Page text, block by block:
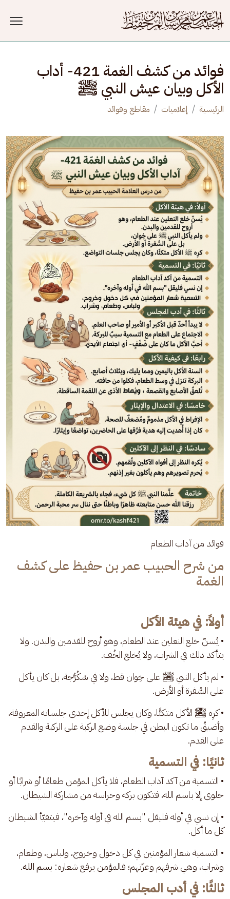
فوائد من كشف الغمة 421- أداب
الأكل وبيان عيش النبي ﷺ
الرئيسية إعلاميات مقاطع وفوائد
فوائد من آداب الطعام
من شرح الحبيب عمر بن حفيظ على كشف
الغمة
أولاً: في هيئة الأكل
• يُسنّ خلع النعلين عند الطعام، وهو أروح للقدمين والبدن. ولا
يتأكد ذلك في الشراب، ولا يُخلع الخُف.
• لم يأكل النبي ﷺ على خِوان قط، ولا في سُكُرُّجة، بل كان يأكل
على السُّفرة أو الأرض.
• كرِه ﷺ الأكل متكئًا، وكان يجلس للأكل إحدى جلساته المعروفة،
وأضيقُ ما تكون البطن في جلسة وضع الركبة على الركبة والقدم
على القدم.
ثانيًا: في التسمية
• التسمية من آكد آداب الطعام، فلا يأكل المؤمن طعامًا أو شرابًا أو
حلوى إلا باسم الله، فتكون بركة وحراسة من مشاركة الشيطان.
• إن نسي في أوله فليقل "بسم الله في أوله وآخره"، فيتقيّأ الشيطان
كل ما أكل.
• التسمية شعار المؤمنين في كل دخول وخروج، ولباس، وطعام،
وشراب، وهي شرفهم وعزّتهم؛ فالمؤمن يرفع شعاره: بسم الله.
ثالثًا: في أدب المجلس